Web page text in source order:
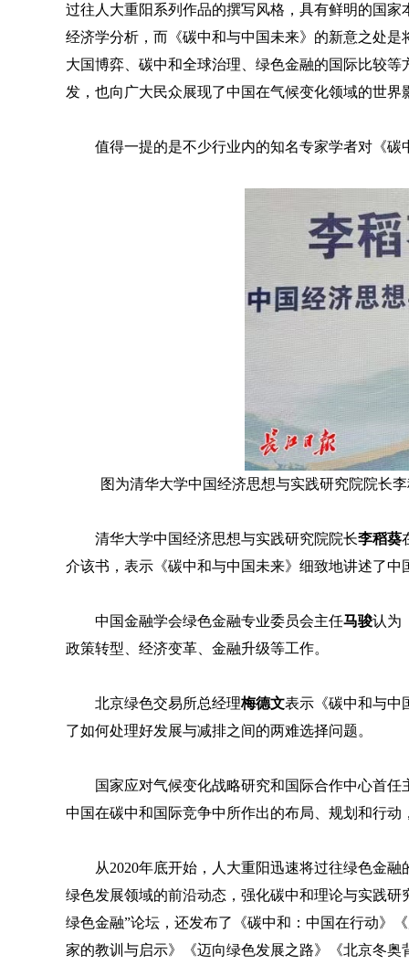
过往人大重阳系列作品的撰写风格，具有鲜明的国
经济学分析，而《碳中和与中国未来》的新意之处
大国博弈、碳中和全球治理、绿色金融的国际比较
发，也向广大民众展现了中国在气候变化领域的世界
值得一提的是不少行业内的知名专家学者对《
图为清华大学中国经济思想与实践研究院院长
清华大学中国经济思想与实践研究院院长李稻葵
介该书，表示《碳中和与中国未来》细致地讲述了
中国金融学会绿色金融专业委员会主任马骏认为
政策转型、经济变革、金融升级等工作。
北京绿色交易所总经理梅德文表示《碳中和与中
了如何处理好发展与减排之间的两难选择问题。
国家应对气候变化战略研究和国际合作中心首任
中国在碳中和国际竞争中所作出的布局、规划和行
从2020年底开始，人大重阳迅速将过往绿色金
绿色发展领域的前沿动态，强化碳中和理论与实践
绿色金融”论坛，还发布了《碳中和：中国在行动》
家的教训与启示》《迈向绿色发展之路》《北京冬